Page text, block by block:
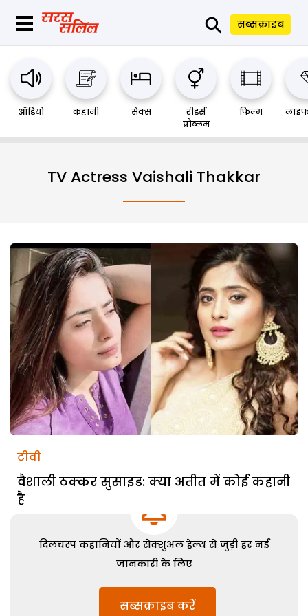
⚲ सब्सक्राइब
ऑडियो कहानी सेक्स
रीडर्स
प्रौब्लम
फिल्म
TV Actress Vaishali Thakkar
टीवी
वैशाली ठक्कर सुसाइड: क्या अतीत में कोई कहानी
है
दिलचस्प कहानियों और सेक्शुअल हेल्थ से जुड़ी हर नई
जानकारी के लिए
सब्सक्राइब करें